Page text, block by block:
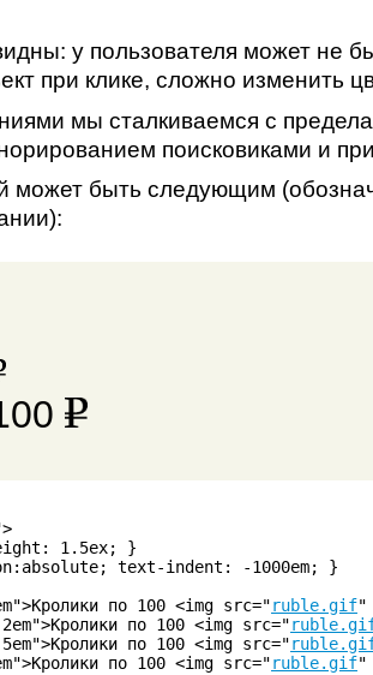
у пользователя может не
при клике, сложно изменить
мы сталкиваемся с
поисковиками и
может быть следующим
1.5ex; }
text-indent: -1000em; }
по 100 <img src="ruble.gif"
по 100 <img src="
по 100 <img src="
по 100 <img src="ruble.gif"